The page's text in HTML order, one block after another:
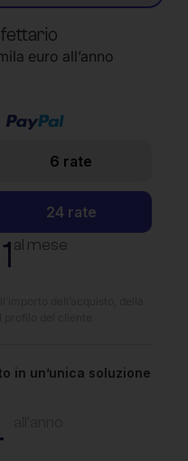
euro all’anno
6 rate
24 rate
al mese
in un’unica soluzione